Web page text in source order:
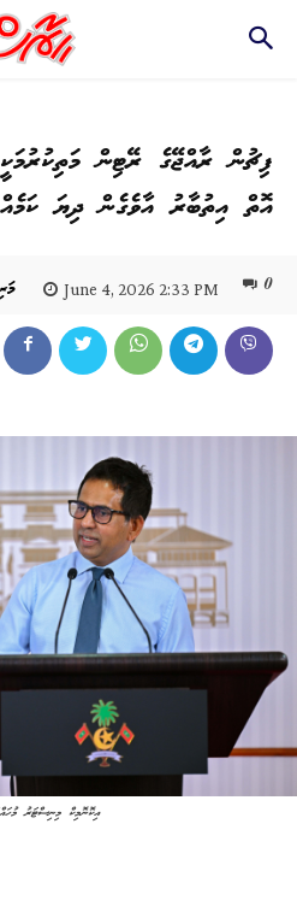
ފިޗުން ރާއްޖޭގެ ރޭޓިން
އޮތް އިތުބާރު އާވެގެން ދިޔަ
June 4, 2026 2:33 PM 0
އިކޮނޮމިކް މިނިސްޓަރު